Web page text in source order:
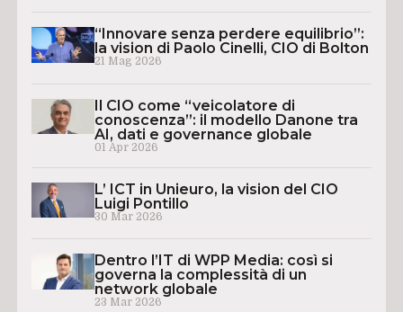
“Innovare senza perdere equilibrio”:
la vision di Paolo Cinelli, CIO di Bolton
21 Mag 2026
Il CIO come “veicolatore di
conoscenza”: il modello Danone tra
AI, dati e governance globale
01 Apr 2026
L’ ICT in Unieuro, la vision del CIO
Luigi Pontillo
30 Mar 2026
Dentro l’IT di WPP Media: così si
governa la complessità di un
network globale
23 Mar 2026